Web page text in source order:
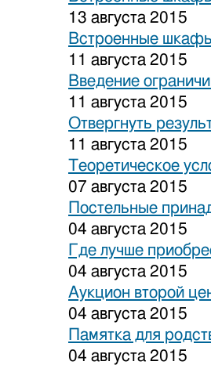
13 августа 2015
Встроенные
11 августа 2015
Введение
11 августа 2015
Отвергнуть
11 августа 2015
Теоретическое
07 августа 2015
Постельные
04 августа 2015
Где лучше
04 августа 2015
Аукцион второй
04 августа 2015
Памятка для
04 августа 2015